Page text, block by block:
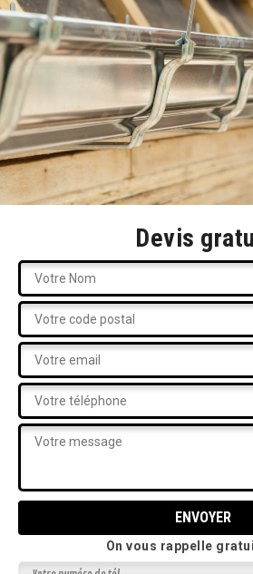
Devis
On vous rappelle